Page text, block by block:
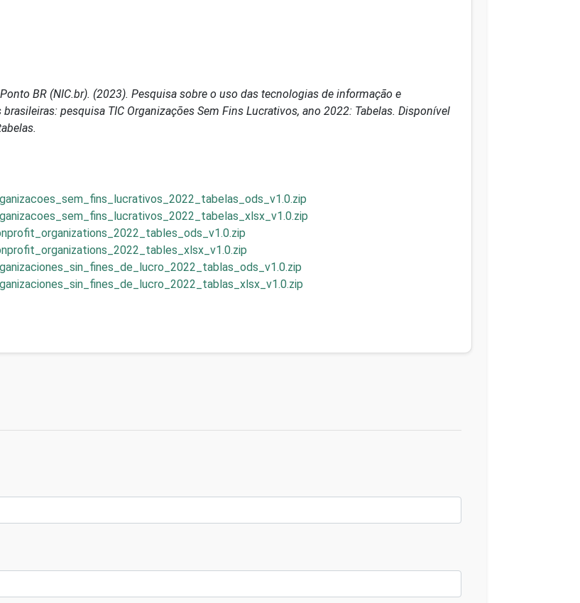
BR (NIC.br). (2023). Pesquisa sobre o uso das tecnologias de informação e
pesquisa TIC Organizações Sem Fins Lucrativos, ano 2022: Tabelas. Disponível